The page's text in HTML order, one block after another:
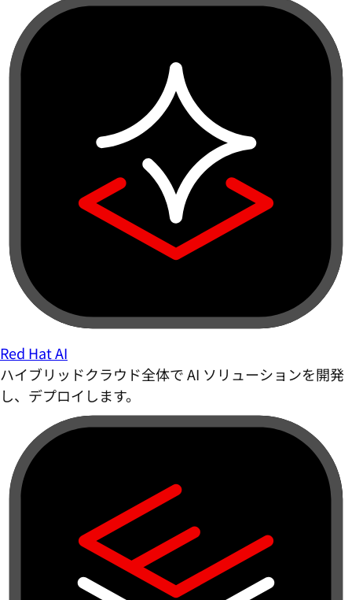
Red Hat AI
ハイブリッドクラウド全体で AI ソリューションを開発
し、デプロイします。